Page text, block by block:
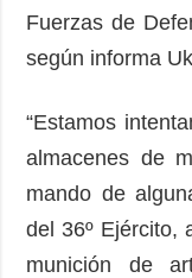
Fuerzas de
según informa
“Estamos
almacenes de
mando de
del 36º Ejército,
munición de